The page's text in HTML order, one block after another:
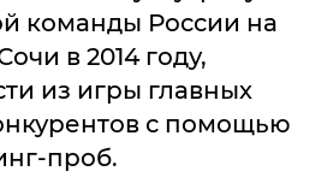
команды России на
в 2014 году,
из игры главных
с помощью
проб.